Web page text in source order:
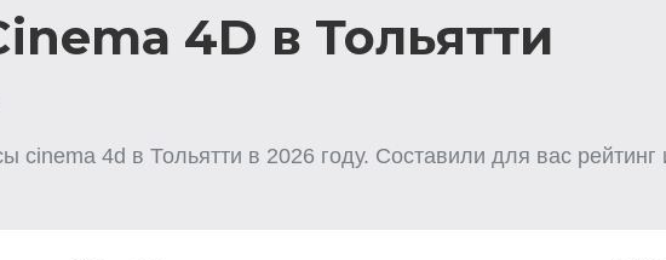
4D в Тольятти
cinema 4d в Тольятти в 2026 году. Составили для вас рейтинг